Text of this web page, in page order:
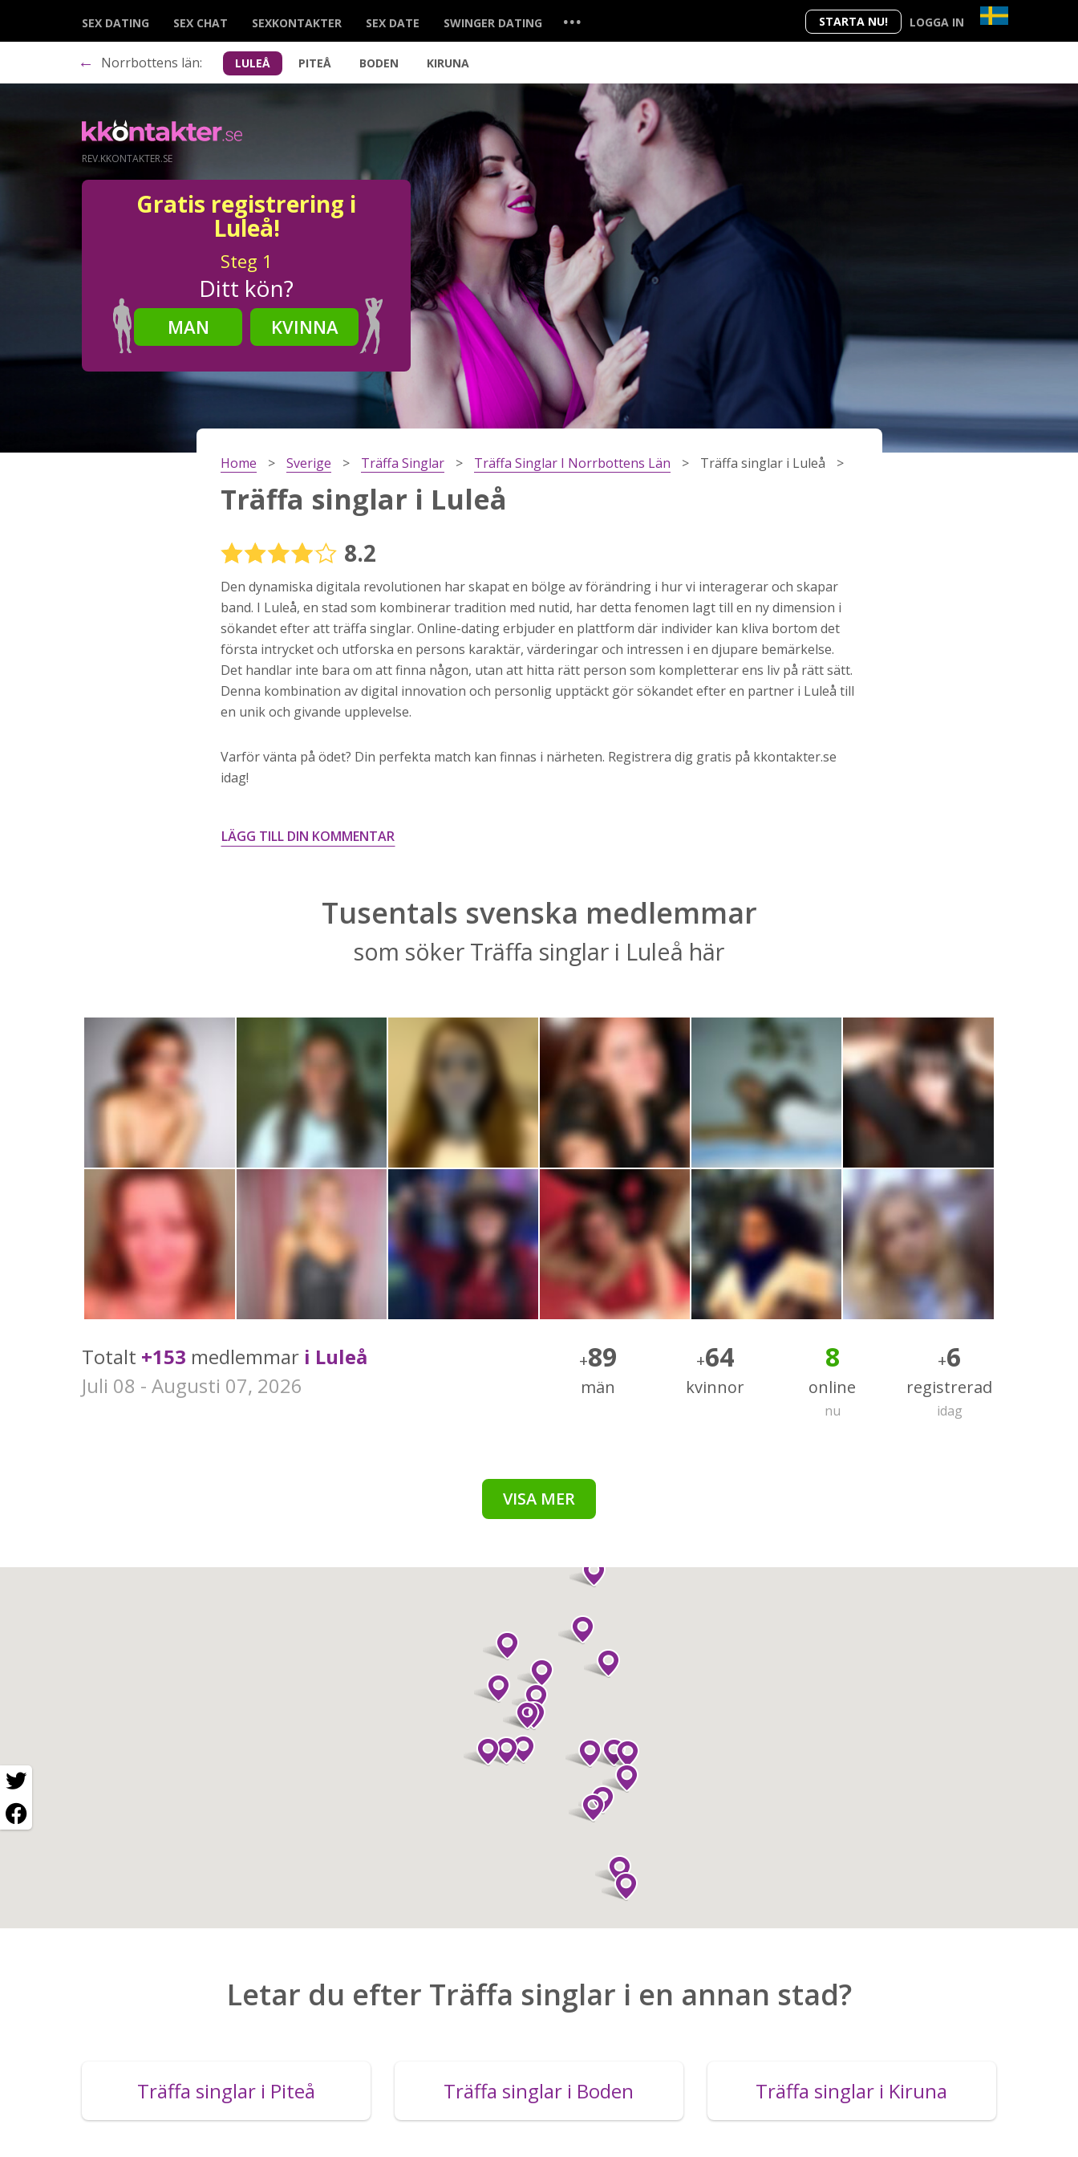
STARTA NU! LOGGA IN
SEX DATING SEX CHAT SEXKONTAKTER SEX DATE SWINGER DATING ...
← Norrbottens län: LULEÅ PITEÅ BODEN KIRUNA
REV.KKONTAKTER.SE
Gratis registrering i
Luleå!
Steg 1
Ditt kön?
MAN
KVINNA
Steg2
Ditt födelsedatum?
Steg3
Din mailadress?
Genom att registrera godkänner jagVillkorenoch
. Jag godkänner att ta emot
information och reklam via e-post från hemsidans
operatörer. Jag kan dra tillbaka godkännande när jag
STARTA NU!
Home Sverige Träffa Singlar Träffa Singlar I Norrbottens Län Träffa singlar i Luleå
Träffa singlar i Luleå
8.2
Den dynamiska digitala revolutionen har skapat en bölge av förändring i hur vi interagerar och skapar
band. I Luleå, en stad som kombinerar tradition med nutid, har detta fenomen lagt till en ny dimension i
sökandet efter att träffa singlar. Online-dating erbjuder en plattform där individer kan kliva bortom det
första intrycket och utforska en persons karaktär, värderingar och intressen i en djupare bemärkelse.
Det handlar inte bara om att finna någon, utan att hitta rätt person som kompletterar ens liv på rätt sätt.
Denna kombination av digital innovation och personlig upptäckt gör sökandet efter en partner i Luleå till
en unik och givande upplevelse.
Varför vänta på ödet? Din perfekta match kan finnas i närheten. Registrera dig gratis på kkontakter.se
idag!
LÄGG TILL DIN KOMMENTAR
Tusentals svenska medlemmar
som söker Träffa singlar i Luleå här
Totalt +153 medlemmar i Luleå
Juli 08 - Augusti 07, 2026
+89
män
+64
kvinnor
8
online
nu
+6
registrerad
idag
VISA MER
Letar du efter Träffa singlar i en annan stad?
Träffa singlar i Piteå Träffa singlar i Boden Träffa singlar i Kiruna